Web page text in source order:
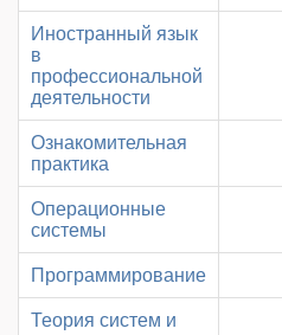
Иностранный язык
в
профессиональной
деятельности
Ознакомительная
практика
Операционные
системы
Программирование
Теория систем и